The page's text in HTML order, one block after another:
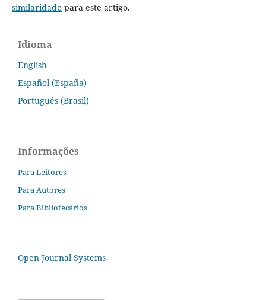
similaridade para este artigo.
Idioma
English
Español (España)
Português (Brasil)
Informações
Para Leitores
Para Autores
Para Bibliotecários
Open Journal Systems